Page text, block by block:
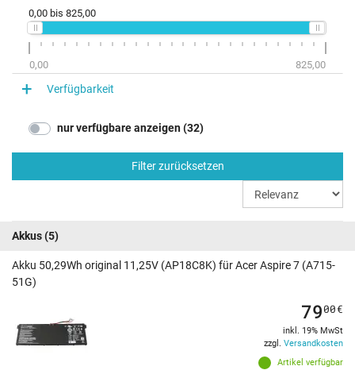
0,00 bis 825,00
0,00 825,00
Verfügbarkeit
nur verfügbare anzeigen (32)
Filter zurücksetzen
Akkus(5)
Akku 50,29Wh original 11,25V (AP18C8K) für Acer Aspire 7 (A715-
51G)
Artikel verfügbar
7900€
inkl. 19% MwSt
zzgl. Versandkosten